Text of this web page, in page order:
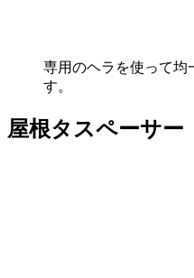
専用のヘラを使って均
す。
屋根タスペーサー